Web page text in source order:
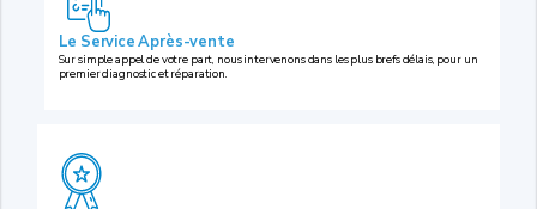
Le Service Après-vente
Sur simple appel de votre part, nous intervenons dans les plus brefs délais, pour un
premier diagnostic et réparation.